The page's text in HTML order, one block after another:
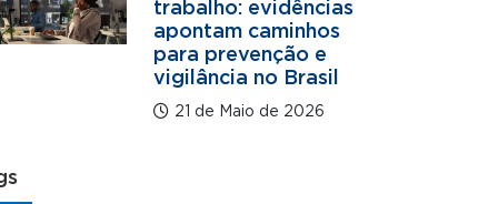
trabalho: evidências
apontam caminhos
para prevenção e
vigilância no Brasil
21 de Maio de 2026